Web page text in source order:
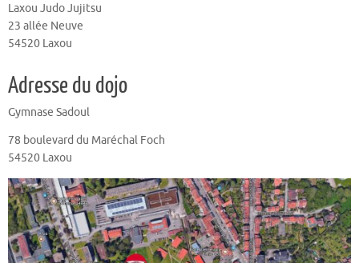
Laxou Judo Jujitsu
23 allée Neuve
54520 Laxou
Adresse du dojo
Gymnase Sadoul
78 boulevard du Maréchal Foch
54520 Laxou